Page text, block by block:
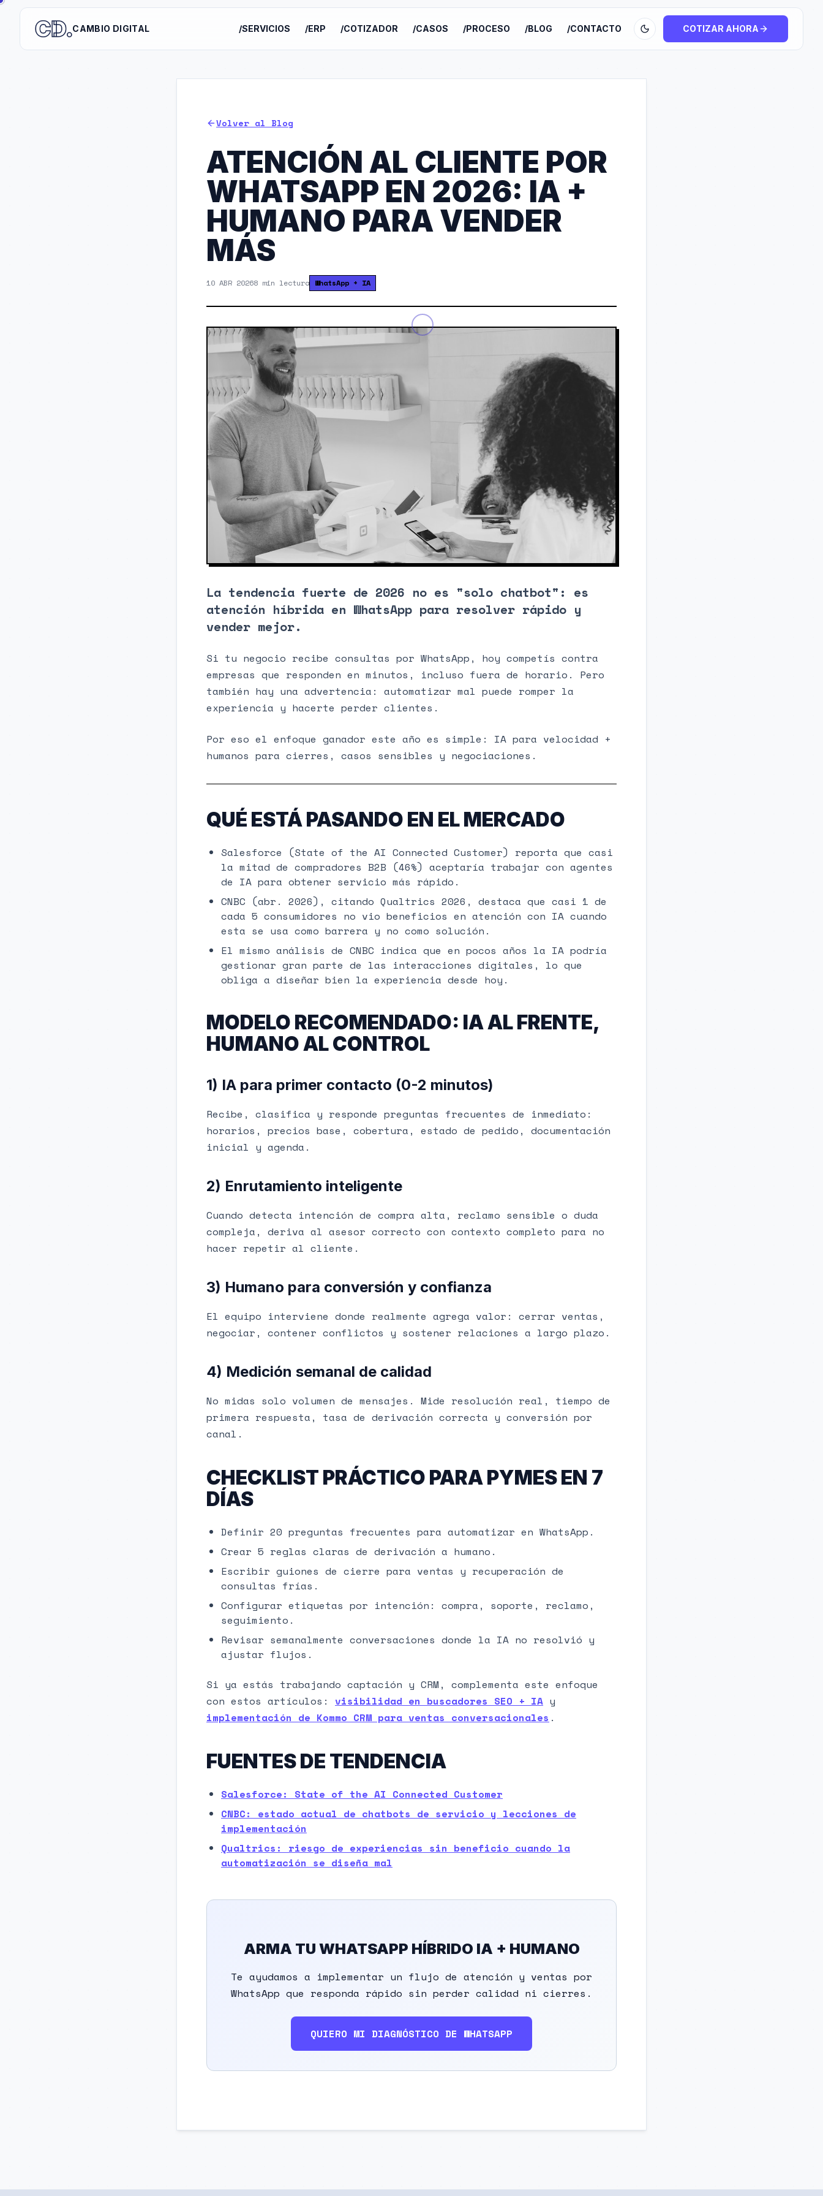
CAMBIO DIGITAL /SERVICIOS /ERP /COTIZADOR /CASOS /PROCESO /BLOG /CONTACTO COTIZAR AHORA
Volver al Blog
ATENCIÓN AL CLIENTE POR
WHATSAPP EN 2026: IA +
HUMANO PARA VENDER
MÁS
10 ABR 20268 min lectura WhatsApp + IA
La tendencia fuerte de 2026 no es "solo chatbot": es
atención híbrida en WhatsApp para resolver rápido y
vender mejor.
Si tu negocio recibe consultas por WhatsApp, hoy competís contra
empresas que responden en minutos, incluso fuera de horario. Pero
también hay una advertencia: automatizar mal puede romper la
experiencia y hacerte perder clientes.
Por eso el enfoque ganador este año es simple: IA para velocidad +
humanos para cierres, casos sensibles y negociaciones.
QUÉ ESTÁ PASANDO EN EL MERCADO
Salesforce (State of the AI Connected Customer) reporta que casi
la mitad de compradores B2B (46%) aceptaría trabajar con agentes
de IA para obtener servicio más rápido.
CNBC (abr. 2026), citando Qualtrics 2026, destaca que casi 1 de
cada 5 consumidores no vio beneficios en atención con IA cuando
esta se usa como barrera y no como solución.
El mismo análisis de CNBC indica que en pocos años la IA podría
gestionar gran parte de las interacciones digitales, lo que
obliga a diseñar bien la experiencia desde hoy.
MODELO RECOMENDADO: IA AL FRENTE,
HUMANO AL CONTROL
1) IA para primer contacto (0-2 minutos)
Recibe, clasifica y responde preguntas frecuentes de inmediato:
horarios, precios base, cobertura, estado de pedido, documentación
inicial y agenda.
2) Enrutamiento inteligente
Cuando detecta intención de compra alta, reclamo sensible o duda
compleja, deriva al asesor correcto con contexto completo para no
hacer repetir al cliente.
3) Humano para conversión y confianza
El equipo interviene donde realmente agrega valor: cerrar ventas,
negociar, contener conflictos y sostener relaciones a largo plazo.
4) Medición semanal de calidad
No midas solo volumen de mensajes. Mide resolución real, tiempo de
primera respuesta, tasa de derivación correcta y conversión por
canal.
CHECKLIST PRÁCTICO PARA PYMES EN 7
DÍAS
Definir 20 preguntas frecuentes para automatizar en WhatsApp.
Crear 5 reglas claras de derivación a humano.
Escribir guiones de cierre para ventas y recuperación de
consultas frías.
Configurar etiquetas por intención: compra, soporte, reclamo,
seguimiento.
Revisar semanalmente conversaciones donde la IA no resolvió y
ajustar flujos.
Si ya estás trabajando captación y CRM, complementa este enfoque
con estos artículos: visibilidad en buscadores SEO + IA y
implementación de Kommo CRM para ventas conversacionales .
FUENTES DE TENDENCIA
Salesforce: State of the AI Connected Customer
CNBC: estado actual de chatbots de servicio y lecciones de
implementación
Qualtrics: riesgo de experiencias sin beneficio cuando la
automatización se diseña mal
ARMA TU WHATSAPP HÍBRIDO IA + HUMANO
Te ayudamos a implementar un flujo de atención y ventas por
WhatsApp que responda rápido sin perder calidad ni cierres.
QUIERO MI DIAGNÓSTICO DE WHATSAPP